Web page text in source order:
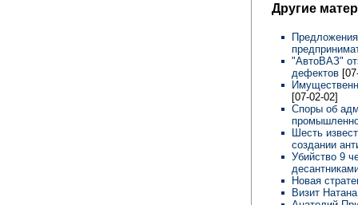
Другие
"АвтоВАЗ"
дефектов
[07-02-02]
Споры об
Шесть
создании
Убийство 9
Новая
Визит